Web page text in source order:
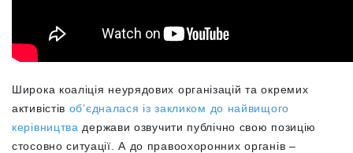
Широка коаліція неурядових організацій та окремих
активістів об’єдналася із закликом до найвищого
керівництва держави озвучити публічно свою позицію
стосовно ситуації. А до правоохоронних органів –